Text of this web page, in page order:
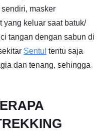
masker
yang keluar saat batuk/
tangan dengan sabun di
Sentul tentu saja
dan tenang, sehingga